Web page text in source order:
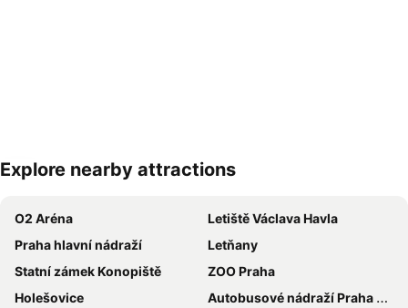
Explore nearby attractions
O2 Aréna
Letiště Václava Havla
Praha hlavní nádraží
Letňany
Statní zámek Konopiště
ZOO Praha
Holešovice
Autobusové nádraží Praha Florenc